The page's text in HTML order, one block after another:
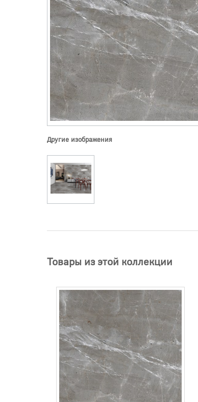
Другие изображения
Товары из этой коллекции